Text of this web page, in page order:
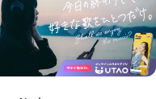
の代わり
濡れるくらいわけもない
✨お願い その悩みを
どうか私に打ち明けて